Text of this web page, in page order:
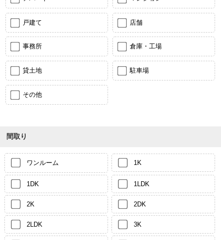
戸建て 店舗
事務所 倉庫・工場
貸土地 駐車場
その他
間取り
ワンルーム 1K
1DK 1LDK
2K 2DK
2LDK 3K